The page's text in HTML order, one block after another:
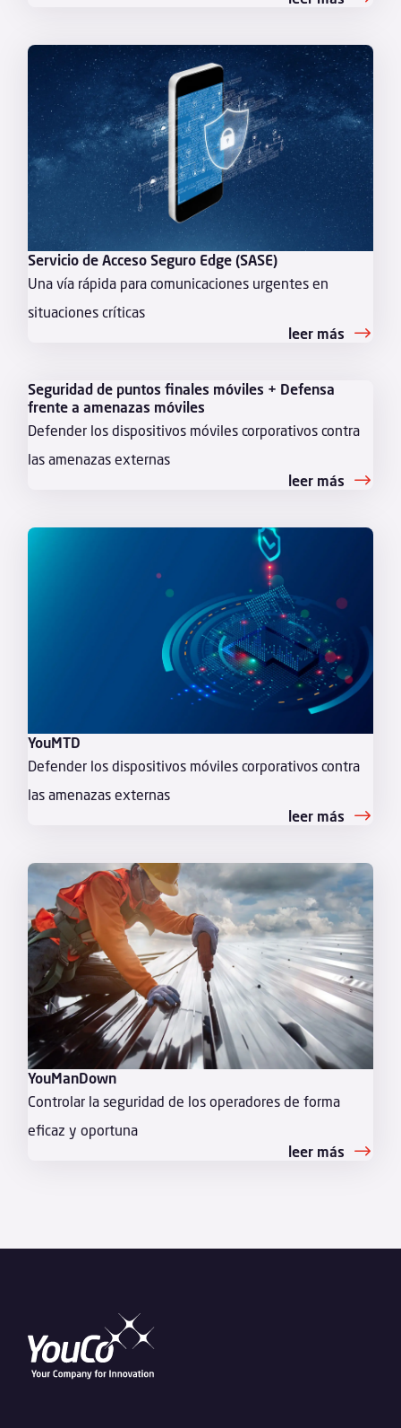
Servicio de Acceso Seguro Edge (SASE)
Una vía rápida para comunicaciones urgentes en
situaciones críticas
leer más
Seguridad de puntos finales móviles + Defensa
frente a amenazas móviles
Defender los dispositivos móviles corporativos contra
las amenazas externas
leer más
YouMTD
Defender los dispositivos móviles corporativos contra
las amenazas externas
leer más
YouManDown
Controlar la seguridad de los operadores de forma
eficaz y oportuna
leer más